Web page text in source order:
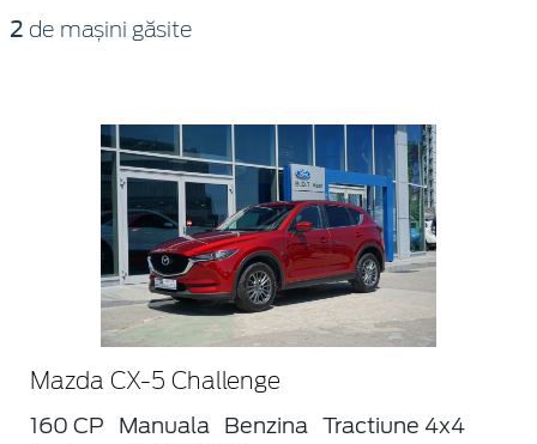
2 de mașini găsite
Mazda CX-5 Challenge
160 CP Manuala Benzina Tractiune 4x4